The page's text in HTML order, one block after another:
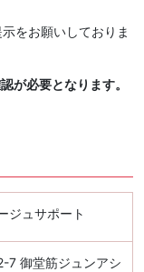
をお願いしておりま
が必要となります。
ジュサポート
7 御堂筋ジュンアシ